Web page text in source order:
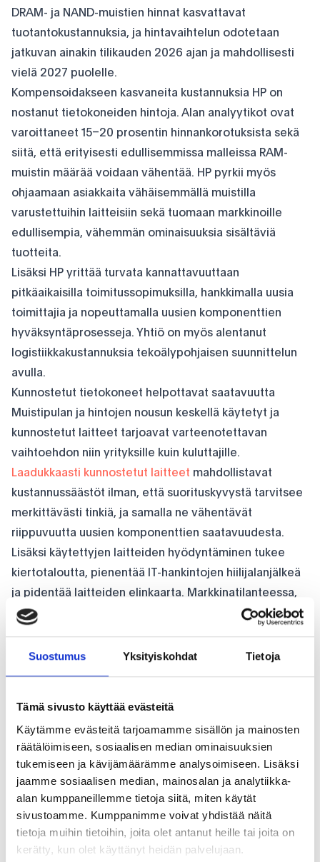
Suostumus Yksityiskohdat Tietoja
Tämä sivusto käyttää evästeitä
Käytämme evästeitä tarjoamamme sisällön ja mainosten
räätälöimiseen, sosiaalisen median ominaisuuksien
tukemiseen ja kävijämäärämme analysoimiseen. Lisäksi
jaamme sosiaalisen median, mainosalan ja analytiikka-
alan kumppaneillemme tietoja siitä, miten käytät
sivustoamme. Kumppanimme voivat yhdistää näitä
tietoja muihin tietoihin, joita olet antanut heille tai joita on
kerätty, kun olet käyttänyt heidän palvelujaan.
DRAM- ja NAND-muistien hinnat kasvattavat
tuotantokustannuksia, ja hintavaihtelun odotetaan
jatkuvan ainakin tilikauden 2026 ajan ja mahdollisesti
vielä 2027 puolelle.
Kompensoidakseen kasvaneita kustannuksia HP on
nostanut tietokoneiden hintoja. Alan analyytikot ovat
varoittaneet 15–20 prosentin hinnankorotuksista sekä
siitä, että erityisesti edullisemmissa malleissa RAM-
muistin määrää voidaan vähentää. HP pyrkii myös
ohjaamaan asiakkaita vähäisemmällä muistilla
varustettuihin laitteisiin sekä tuomaan markkinoille
edullisempia, vähemmän ominaisuuksia sisältäviä
tuotteita.
Lisäksi HP yrittää turvata kannattavuuttaan
pitkäaikaisilla toimitussopimuksilla, hankkimalla uusia
toimittajia ja nopeuttamalla uusien komponenttien
hyväksyntäprosesseja. Yhtiö on myös alentanut
logistiikkakustannuksia tekoälypohjaisen suunnittelun
avulla.
Kunnostetut tietokoneet helpottavat saatavuutta
Muistipulan ja hintojen nousun keskellä käytetyt ja
kunnostetut laitteet tarjoavat varteenotettavan
vaihtoehdon niin yrityksille kuin kuluttajille.
Laadukkaasti kunnostetut laitteet mahdollistavat
kustannussäästöt ilman, että suorituskyvystä tarvitsee
merkittävästi tinkiä, ja samalla ne vähentävät
riippuvuutta uusien komponenttien saatavuudesta.
Lisäksi käytettyjen laitteiden hyödyntäminen tukee
kiertotaloutta, pienentää IT-hankintojen hiilijalanjälkeä
ja pidentää laitteiden elinkaarta. Markkinatilanteessa,
jossa uusien laitteiden hinnat nousevat,
kokoonpanoja kevennetään, vastuullisesti kunnostetut
Lähde:RAM now represents 35 percent of bill of
materials for HP PCs - Ars Technica
facebooklinkedin mail twitter